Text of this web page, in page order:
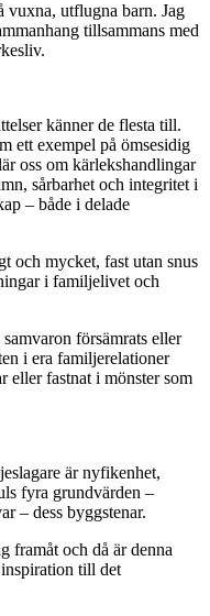
vuxna, utflugna barn. Jag
tillsammans med
känner de flesta till.
ett exempel på ömsesidig
oss om kärlekshandlingar
sårbarhet och integritet i
– både i delade
och mycket, fast utan snus
i familjelivet och
försämrats eller
i era familjerelationer
eller fastnat i mönster som
är nyfikenhet,
fyra grundvärden –
– dess byggstenar.
framåt och då är denna
till det